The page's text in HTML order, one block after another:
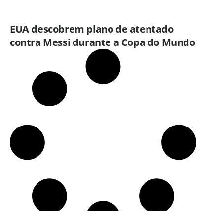
EUA descobrem plano de atentado
contra Messi durante a Copa do Mundo